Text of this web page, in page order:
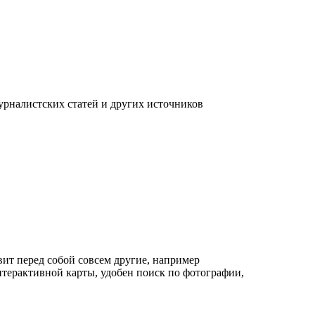
статей и других источников
перед собой совсем другие, например
карты, удобен поиск по фотографии,